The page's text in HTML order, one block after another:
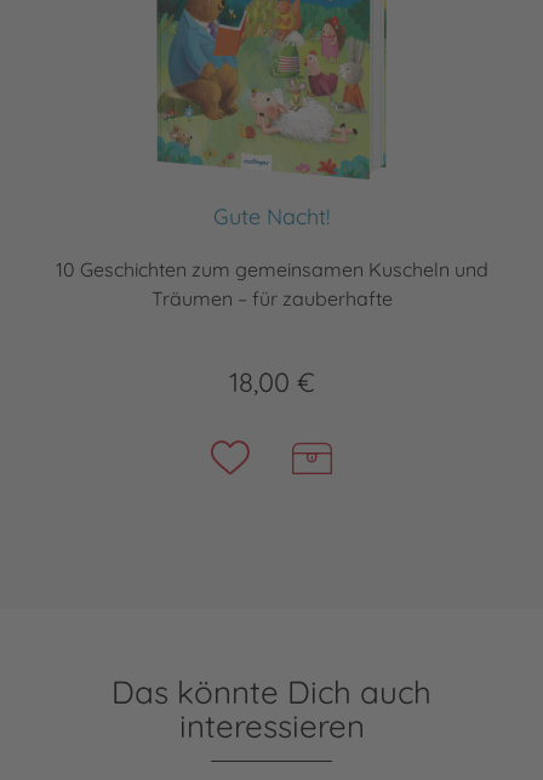
Gute Nacht!
10 Geschichten zum gemeinsamen Kuscheln und
Träumen – für zauberhafte
18,00 €
Das könnte Dich auch
interessieren